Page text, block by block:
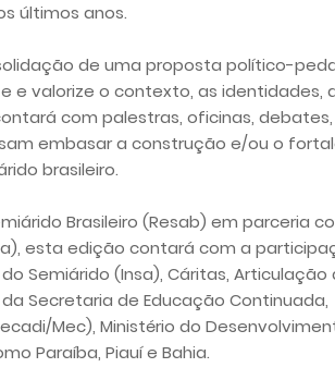
últimos anos.
de uma proposta político-
e valorize o contexto, as identidades,
com palestras, oficinas, debates,
embasar a construção e/ou o
brasileiro.
Brasileiro (Resab) em parceria
esta edição contará com a
Semiárido (Insa), Cáritas, Articulação
Secretaria de Educação Continuada,
Mec), Ministério do
Paraíba, Piauí e Bahia.